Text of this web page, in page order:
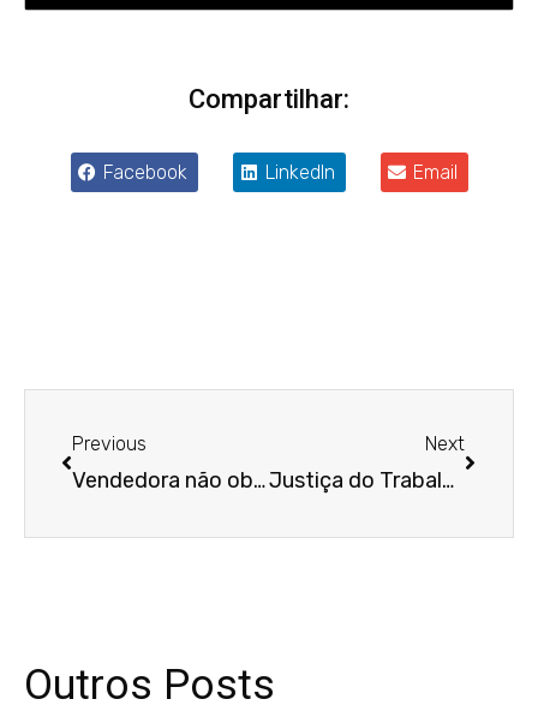
Compartilhar:
Facebook LinkedIn Email
Previous
Vendedora não obtém dano moral por revista íntima feita sem contato físico
Next
Justiça do Trabalho afasta execução de sucessores sem comprovação de herança
Outros Posts